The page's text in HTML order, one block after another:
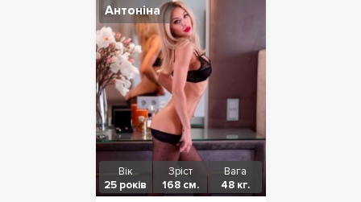
Антоніна
Вік
25 років
Зріст
168 см.
Вага
48 кг.